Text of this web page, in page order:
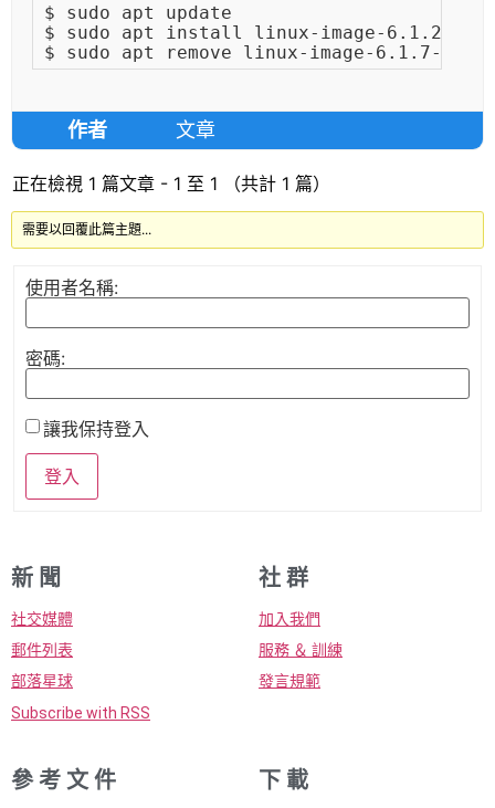
$ sudo apt update
$ sudo apt install linux-image-6.1.28-
作者 文章
正在檢視 1 篇文章 - 1 至 1 （共計 1 篇）
需要以回覆此篇主題...
使用者名稱:
密碼:
讓我保持登入
登入
新 聞
社交媒體
郵件列表
部落星球
Subscribe with RSS
社 群
加入我們
服務 ＆ 訓練
發言規範
參 考 文 件 下 載